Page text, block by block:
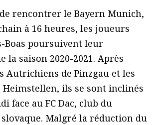
rencontrer le Bayern Munich,
à 16 heures, les joueurs
Boas poursuivent leur
la saison 2020-2021. Après
Autrichiens de Pinzgau et les
Heimstellen, ils se sont inclinés
face au FC Dac, club du
Malgré la réduction du